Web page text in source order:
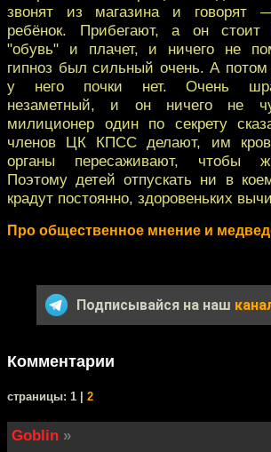
звонят из магазина и
ребёнок. Прибегают, а он стоит
"обувь" и плачет, и ничего не
гипноз был сильный очень. А
у него почки нет. Очень
незаметный, и он ничего не
милиционер один по секрету
членов ЦК КПСС делают, им
органы пересаживают, чтобы
Поэтому детей отпускать ни в
крадут постоянно, здоровеньких
Про общественное мнение и
Подписывайся на наш
Комментарии
cтраницы: 1 | 2
Goblin »